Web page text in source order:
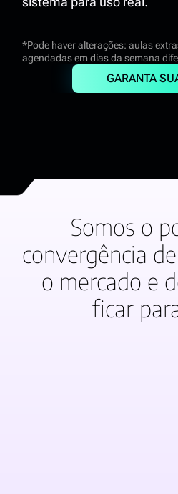
*Pode haver alterações: aulas
agendadas em dias da semana
GARANTA
Somos o
convergência
o mercado e
ficar